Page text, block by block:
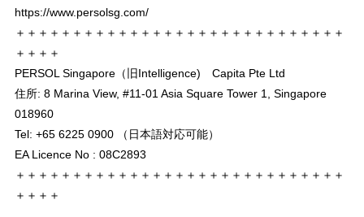
https://www.persolsg.com/
＋＋＋＋＋＋＋＋＋＋＋＋＋＋＋＋＋＋＋＋＋＋＋＋＋＋＋＋＋
＋＋＋＋
PERSOL Singapore（旧Intelligence) Capita Pte Ltd
住所: 8 Marina View, #11-01 Asia Square Tower 1, Singapore
018960
Tel: +65 6225 0900 （日本語対応可能）
EA Licence No : 08C2893
＋＋＋＋＋＋＋＋＋＋＋＋＋＋＋＋＋＋＋＋＋＋＋＋＋＋＋＋＋
＋＋＋＋